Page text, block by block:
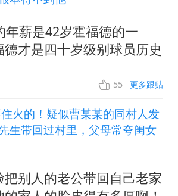
年薪是42岁霍福德的一
才是四十岁级别球员历史
55 更多跟贴
火的！疑似曹某某的同村人发
生带回过村里，父母常夸闺女
别人的老公带回自己老家